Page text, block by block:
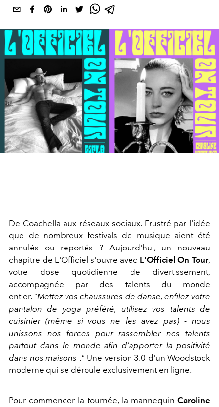
De Coachella aux réseaux sociaux. Frustré par l'idée
que de nombreux festivals de musique aient été
annulés ou reportés ? Aujourd'hui, un nouveau
chapitre de L'Officiel s'ouvre avec L'Officiel On Tour,
votre dose quotidienne de divertissement,
accompagnée par des talents du monde
entier. "Mettez vos chaussures de danse, enfilez votre
pantalon de yoga préféré, utilisez vos talents de
cuisinier (même si vous ne les avez pas) - nous
unissons nos forces pour rassembler nos talents
partout dans le monde afin d'apporter la positivité
dans nos maisons ." Une version 3.0 d'un Woodstock
moderne qui se déroule exclusivement en ligne.
Pour commencer la tournée, la mannequin Caroline